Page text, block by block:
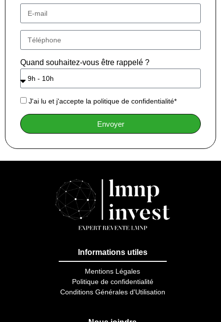
Quand souhaitez-vous être rappelé ?
J'ai lu et j'accepte la politique de confidentialité*
Envoyer
Informations utiles
Mentions Légales
Politique de confidentialité
Conditions Générales d'Utilisation